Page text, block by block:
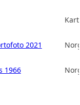
2021
1966